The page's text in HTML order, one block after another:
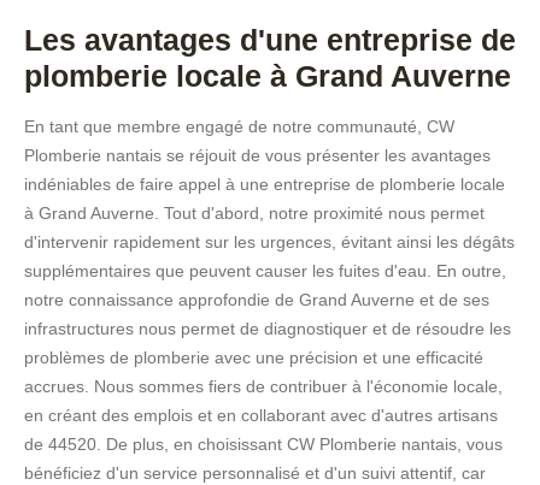
Les avantages d'une entreprise de
plomberie locale à Grand Auverne
En tant que membre engagé de notre communauté, CW
Plomberie nantais se réjouit de vous présenter les avantages
indéniables de faire appel à une entreprise de plomberie locale
à Grand Auverne. Tout d'abord, notre proximité nous permet
d'intervenir rapidement sur les urgences, évitant ainsi les dégâts
supplémentaires que peuvent causer les fuites d'eau. En outre,
notre connaissance approfondie de Grand Auverne et de ses
infrastructures nous permet de diagnostiquer et de résoudre les
problèmes de plomberie avec une précision et une efficacité
accrues. Nous sommes fiers de contribuer à l'économie locale,
en créant des emplois et en collaborant avec d'autres artisans
de 44520. De plus, en choisissant CW Plomberie nantais, vous
bénéficiez d'un service personnalisé et d'un suivi attentif, car